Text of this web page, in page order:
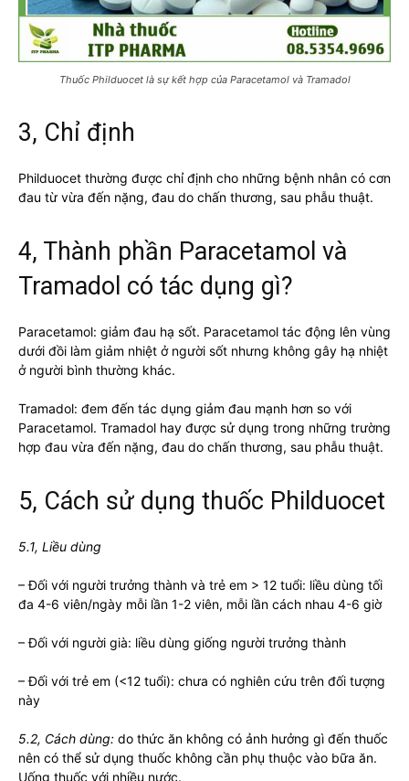
Thuốc Philduocet là sự kết hợp của Paracetamol và Tramadol
3, Chỉ định
Philduocet thường được chỉ định cho những bệnh nhân có cơn
đau từ vừa đến nặng, đau do chấn thương, sau phẫu thuật.
4, Thành phần Paracetamol và
Tramadol có tác dụng gì?
Paracetamol: giảm đau hạ sốt. Paracetamol tác động lên vùng
dưới đồi làm giảm nhiệt ở người sốt nhưng không gây hạ nhiệt
ở người bình thường khác.
Tramadol: đem đến tác dụng giảm đau mạnh hơn so với
Paracetamol. Tramadol hay được sử dụng trong những trường
hợp đau vừa đến nặng, đau do chấn thương, sau phẫu thuật.
5, Cách sử dụng thuốc Philduocet
5.1, Liều dùng
– Đối với người trưởng thành và trẻ em > 12 tuổi: liều dùng tối
đa 4-6 viên/ngày mỗi lần 1-2 viên, mỗi lần cách nhau 4-6 giờ
– Đối với người già: liều dùng giống người trưởng thành
– Đối với trẻ em (<12 tuổi): chưa có nghiên cứu trên đối tượng
này
5.2, Cách dùng: do thức ăn không có ảnh hưởng gì đến thuốc
nên có thể sử dụng thuốc không cần phụ thuộc vào bữa ăn.
Uống thuốc với nhiều nước.